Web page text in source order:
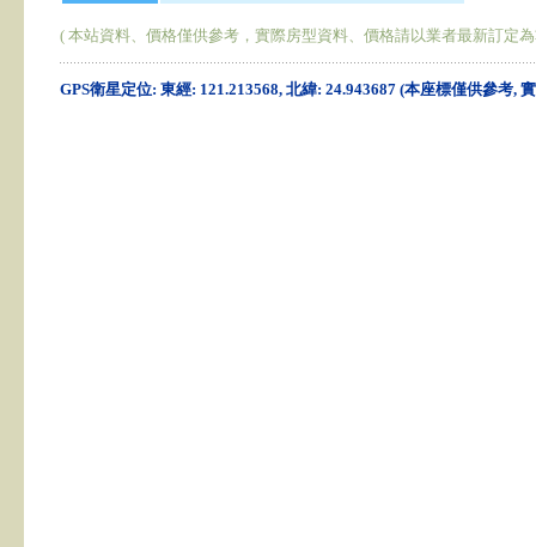
( 本站資料、價格僅供參考，實際房型資料、價格請以業者最新訂定
GPS衛星定位: 東經: 121.213568, 北緯: 24.943687 (本座標僅供參考,